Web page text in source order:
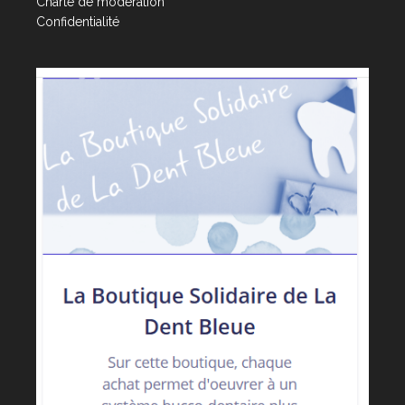
Confidentialité